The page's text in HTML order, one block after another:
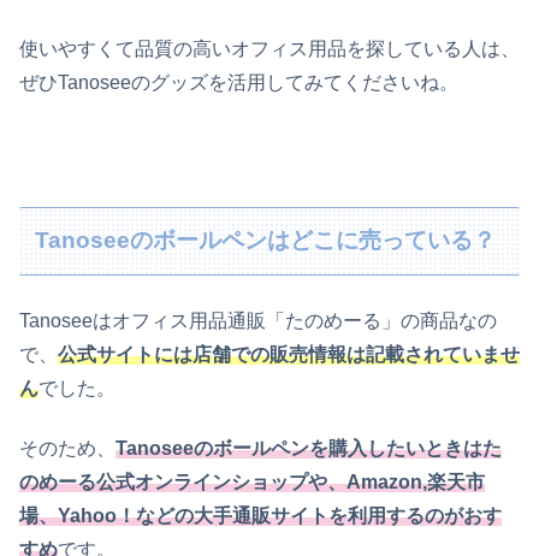
使いやすくて品質の高いオフィス用品を探している人は、
ぜひTanoseeのグッズを活用してみてくださいね。
Tanoseeのボールペンはどこに売っている？
Tanoseeはオフィス用品通販「たのめーる」の商品なの
で、 公式サイトには店舗での販売情報は記載されていませ
んでした。
そのため、 Tanoseeのボールペンを購入したいときはた
のめーる公式オンラインショップや、Amazon,楽天市
場、Yahoo！などの大手通販サイトを利用するのがおす
すめです。